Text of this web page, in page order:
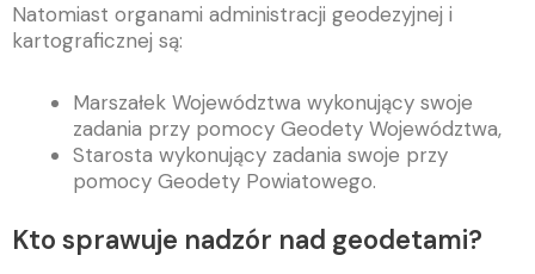
Natomiast organami administracji geodezyjnej i
kartograficznej są:
Marszałek Województwa wykonujący swoje
zadania przy pomocy Geodety Województwa,
Starosta wykonujący zadania swoje przy
pomocy Geodety Powiatowego.
Kto sprawuje nadzór nad geodetami?